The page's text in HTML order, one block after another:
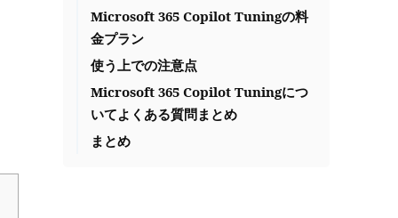
Microsoft 365 Copilot Tuningの料
金プラン
使う上での注意点
Microsoft 365 Copilot Tuningにつ
いてよくある質問まとめ
まとめ